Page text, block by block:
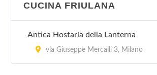
CUCINA FRIULANA
Antica Hostaria della Lanterna
via Giuseppe Mercalli 3, Milano